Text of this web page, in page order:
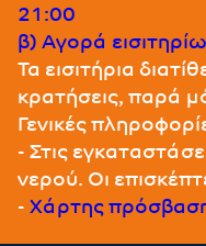
21:00
β) Αγορά
Τα εισιτήρια
κρατήσεις, παρά
Γενικές
- Στις
νερού. Οι
- Χάρτης